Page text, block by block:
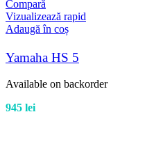
Compară
Vizualizează rapid
Adaugă în coș
Yamaha HS 5
Available on backorder
945 lei